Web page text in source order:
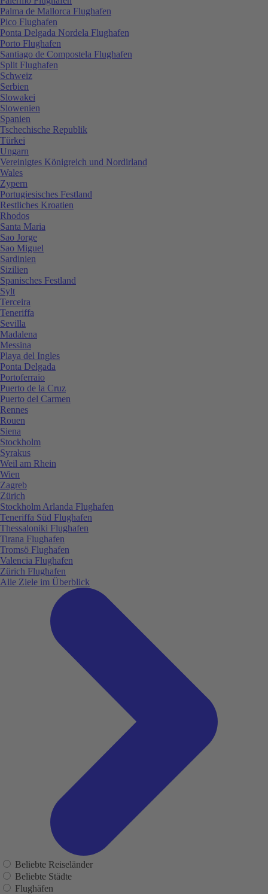
Palma de Mallorca Flughafen
Pico Flughafen
Ponta Delgada Nordela Flughafen
Porto Flughafen
Santiago de Compostela Flughafen
Split Flughafen
Schweiz
Serbien
Slowakei
Slowenien
Spanien
Tschechische Republik
Türkei
Ungarn
Vereinigtes Königreich und Nordirland
Wales
Zypern
Portugiesisches Festland
Restliches Kroatien
Rhodos
Santa Maria
Sao Jorge
Sao Miguel
Sardinien
Sizilien
Spanisches Festland
Sylt
Terceira
Teneriffa
Sevilla
Madalena
Messina
Playa del Ingles
Ponta Delgada
Portoferraio
Puerto de la Cruz
Puerto del Carmen
Rennes
Rouen
Siena
Stockholm
Syrakus
Weil am Rhein
Wien
Zagreb
Zürich
Stockholm Arlanda Flughafen
Teneriffa Süd Flughafen
Thessaloniki Flughafen
Tirana Flughafen
Tromsö Flughafen
Valencia Flughafen
Zürich Flughafen
Alle Ziele im Überblick
Beliebte Reiseländer
Beliebte Städte
Flughäfen